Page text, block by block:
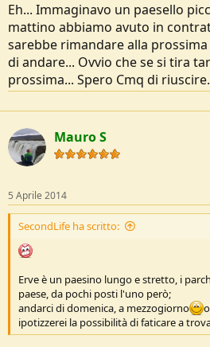
Eh... Immaginavo un paesello
mattino abbiamo avuto in
sarebbe rimandare alla
di andare... Ovvio che se si tira
prossima... Spero Cmq di
Mauro S
5 Aprile 2014
SecondLife ha scritto:
Erve è un paesino lungo e stretto, i
paese, da pochi posti l'uno però;
andarci di domenica, a mezzogiorno
ipotizzerei la possibilità di faticare a